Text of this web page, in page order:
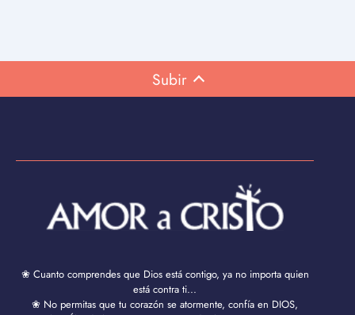
Subir
❀ Cuanto comprendes que Dios está contigo, ya no importa quien
está contra ti...
❀ No permitas que tu corazón se atormente, confía en DIOS,